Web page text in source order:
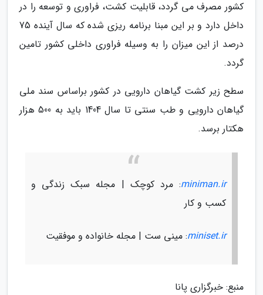
کشور مصرف می گردد، قابلیت کشت، فراوری و توسعه را در
داخل دارد و بر این مبنا برنامه ریزی شده که سال آینده 75
درصد از این میزان را به وسیله فراوری داخلی کشور تامین
گردد.
سطح زیر کشت گیاهان دارویی در کشور براساس سند ملی
گیاهان دارویی و طب سنتی تا سال 1404 باید به 500 هزار
هکتار برسد.
miniman.ir: مرد کوچک | مجله سبک زندگی و
کسب و کار
miniset.ir: مینی ست | مجله خانواده و موفقیت
منبع: خبرگزاری پانا